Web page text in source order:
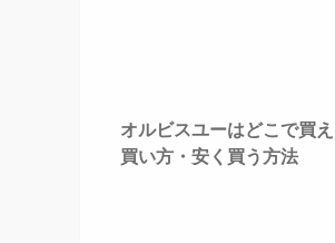
オルビスユーはどこで買
買い方・安く買う方法